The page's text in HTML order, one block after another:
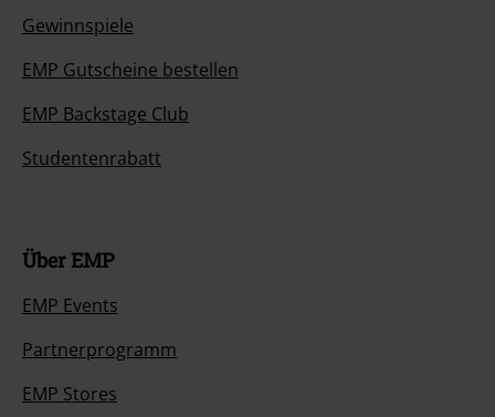
Gewinnspiele
EMP Gutscheine bestellen
EMP Backstage Club
Studentenrabatt
Über EMP
EMP Events
Partnerprogramm
EMP Stores